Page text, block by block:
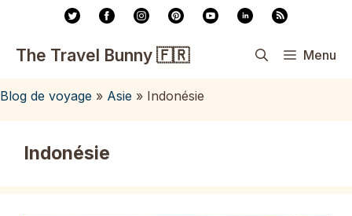
contenu
The Travel Bunny 🇫🇷 Menu
Blog de voyage » Asie » Indonésie
Indonésie